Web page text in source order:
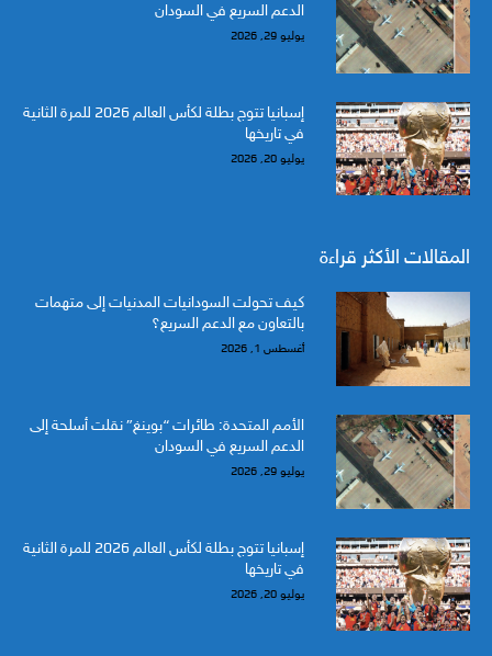
الدعم السريع في السودان
يوليو 29, 2026
إسبانيا تتوج بطلة لكأس العالم 2026 للمرة الثانية
في تاريخها
يوليو 20, 2026
المقالات الأكثر قراءة
كيف تحولت السودانيات المدنيات إلى متهمات
بالتعاون مع الدعم السريع؟
أغسطس 1, 2026
الأمم المتحدة: طائرات “بوينغ” نقلت أسلحة إلى
الدعم السريع في السودان
يوليو 29, 2026
إسبانيا تتوج بطلة لكأس العالم 2026 للمرة الثانية
في تاريخها
يوليو 20, 2026